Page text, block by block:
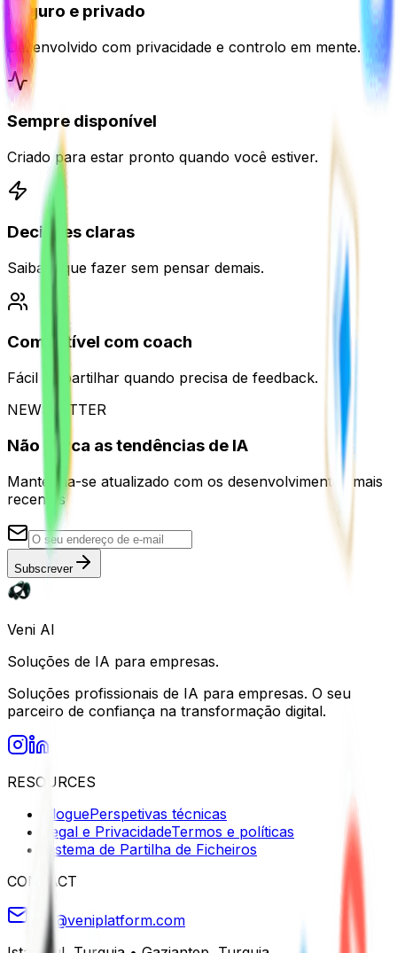
Seguro e privado
Desenvolvido com privacidade e controlo em mente.
Sempre disponível
Criado para estar pronto quando você estiver.
Decisões claras
Saiba o que fazer sem pensar demais.
Compatível com coach
Fácil de partilhar quando precisa de feedback.
NEWSLETTER
Não perca as tendências de IA
Mantenha-se atualizado com os desenvolvimentos mais
recentes
Subscrever
Veni AI
Soluções de IA para empresas.
Soluções profissionais de IA para empresas. O seu
parceiro de confiança na transformação digital.
RESOURCES
BloguePerspetivas técnicas
Legal e PrivacidadeTermos e políticas
Sistema de Partilha de Ficheiros
CONTACT
info@veniplatform.com